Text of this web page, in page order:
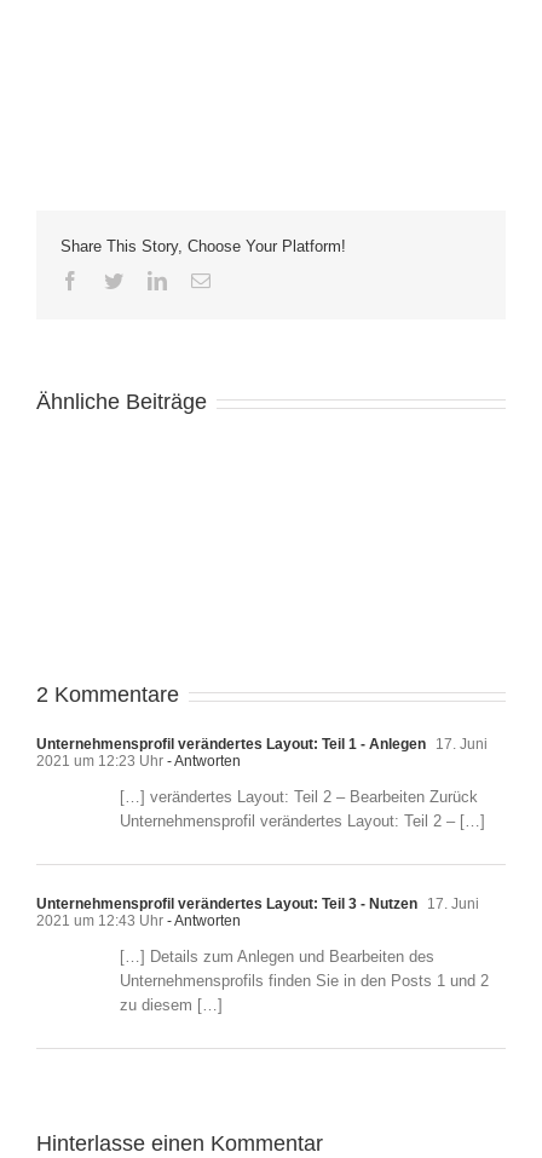
Share This Story, Choose Your Platform!
Facebook
TwitterLinkedIn
E-
Ähnliche Beiträge
2 Kommentare
Unternehmensprofil verändertes Layout: Teil 1 - Anlegen
17. Juni
2021 um 12:23 Uhr - Antworten
[…] verändertes Layout: Teil 2 – Bearbeiten Zurück
Unternehmensprofil verändertes Layout: Teil 2 – […]
Unternehmensprofil verändertes Layout: Teil 3 - Nutzen
17. Juni
2021 um 12:43 Uhr - Antworten
[…] Details zum Anlegen und Bearbeiten des
Unternehmensprofils finden Sie in den Posts 1 und 2
zu diesem […]
Hinterlasse einen Kommentar